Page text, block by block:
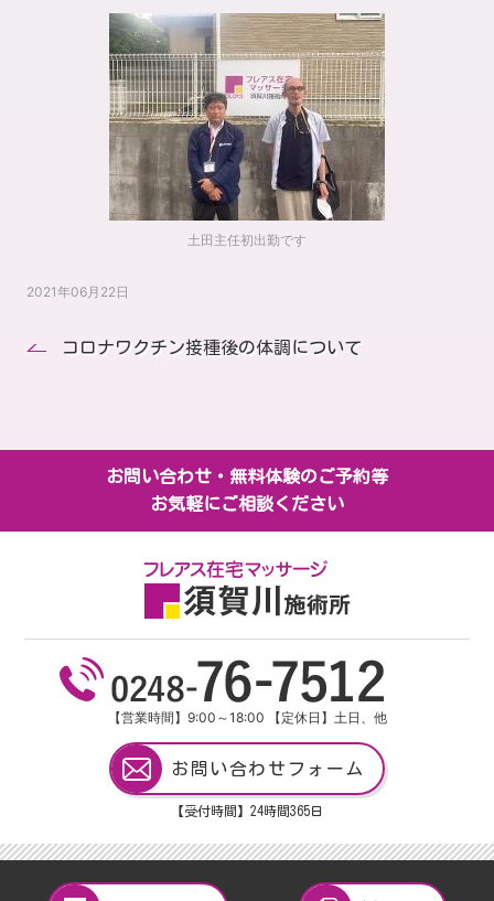
土田主任初出勤です
2021年06月22日
コロナワクチン接種後の体調について
お問い合わせ・無料体験のご予約等
お気軽にご相談ください
【営業時間】9:00～18:00 【定休日】土日、他
お問い合わせフォーム
【受付時間】24時間365日